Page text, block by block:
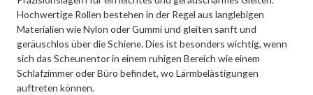
Hochwertige Rollen bestehen in der Regel aus langlebigen
Materialien wie Nylon oder Gummi und gleiten sanft und
geräuschlos über die Schiene. Dies ist besonders wichtig, wenn
sich das Scheunentor in einem ruhigen Bereich wie einem
Schlafzimmer oder Büro befindet, wo Lärmbelästigungen
auftreten können.